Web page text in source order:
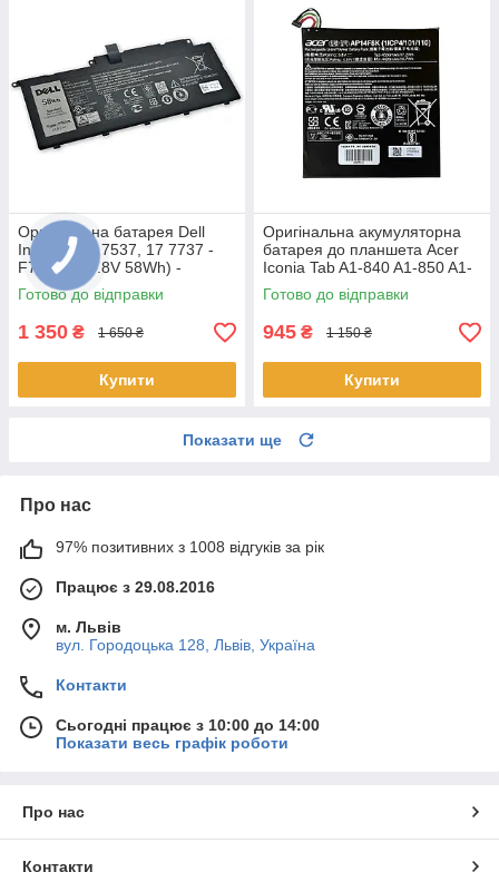
Оригінальна батарея Dell
Inspiron 15 7537, 17 7737 -
F7HVR (14.8V 58Wh) -
Акумулятор, АКБ
Готово до відправки
1 350 ₴ 1 650 ₴
Купити
Оригінальна акумуляторна
батарея до планшета Acer
Iconia Tab A1-840 A1-850 A1-
860 One 8 B1-810 B1-820 B1-
830 - AP14F8K
Готово до відправки
945 ₴ 1 150 ₴
Купити
Показати ще
Про нас
97% позитивних з 1008 відгуків за рік
Працює з 29.08.2016
м. Львів
вул. Городоцька 128, Львів, Україна
Контакти
Сьогодні працює з 10:00 до 14:00
Показати весь графік роботи
Про нас
Контакти